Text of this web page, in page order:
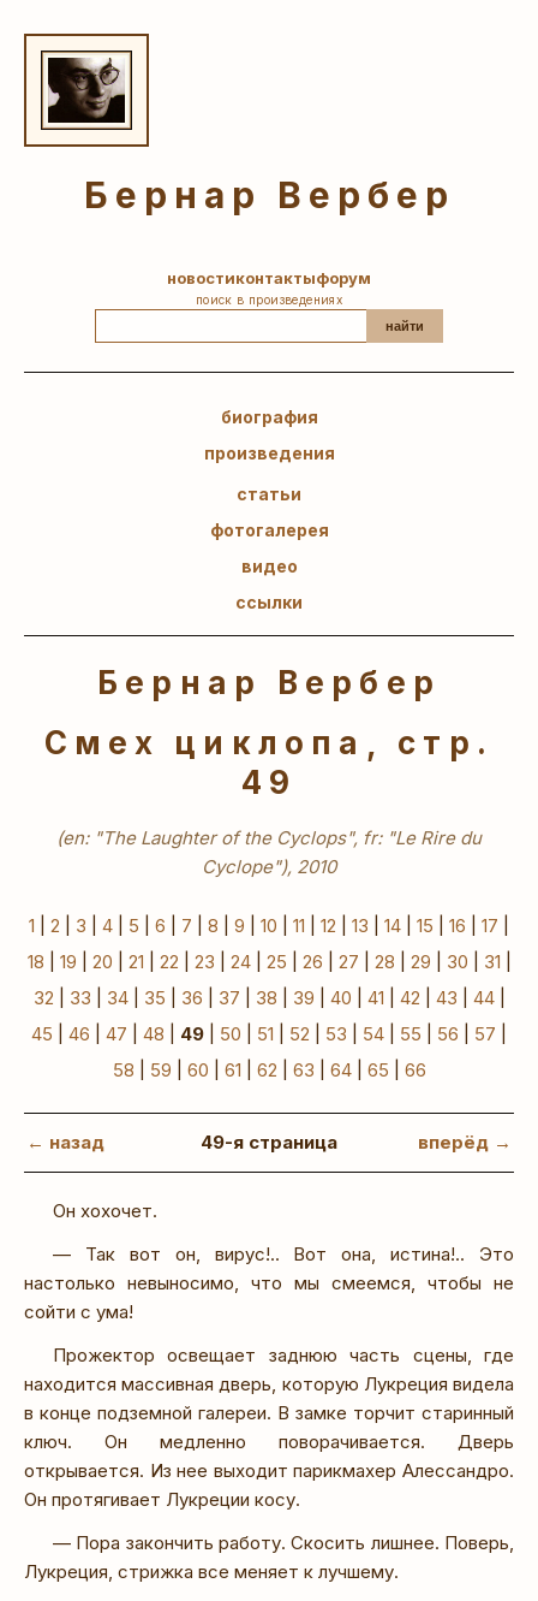
Бернар Вербер
новостиконтактыфорум
поиск в произведениях
найти
биография
произведения
статьи
фотогалерея
видео
ссылки
Бернар Вербер
Смех циклопа, стр.
49
(en: "The Laughter of the Cyclops", fr: "Le Rire du
Cyclope"), 2010
1 2 3 4 5 6 7 8 9 10 11 12 13 14 15 16 17
18
19 20 21 22 23 24| 25 26 27 28 29 30 31
32
33 34| 35 36 37 38 39 40 41 42 43 44|
45
46 47 48 49 50 51 52 53 54 55 56 57
58
59 60 61 62 63 64| 65 66
← назад 49-я страница вперёд →
Он хохочет.
— Так вот он, вирус!.. Вот она, истина!.. Это
настолько невыносимо, что мы смеемся, чтобы не
сойти с ума!
Прожектор освещает заднюю часть сцены, где
находится массивная дверь, которую Лукреция видела
в конце подземной галереи. В замке торчит старинный
ключ. Он медленно поворачивается. Дверь
открывается. Из нее выходит парикмахер Алессандро.
Он протягивает Лукреции косу.
— Пора закончить работу. Скосить лишнее. Поверь,
Лукреция, стрижка все меняет к лучшему.